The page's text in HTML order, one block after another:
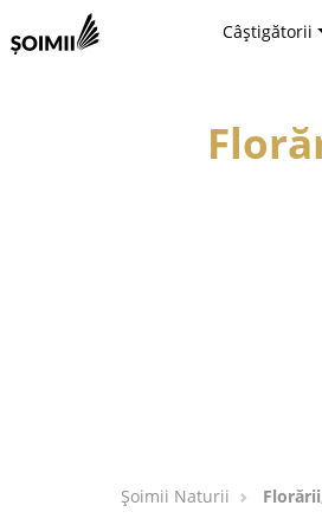
Câștigătorii
Şoimii Naturii